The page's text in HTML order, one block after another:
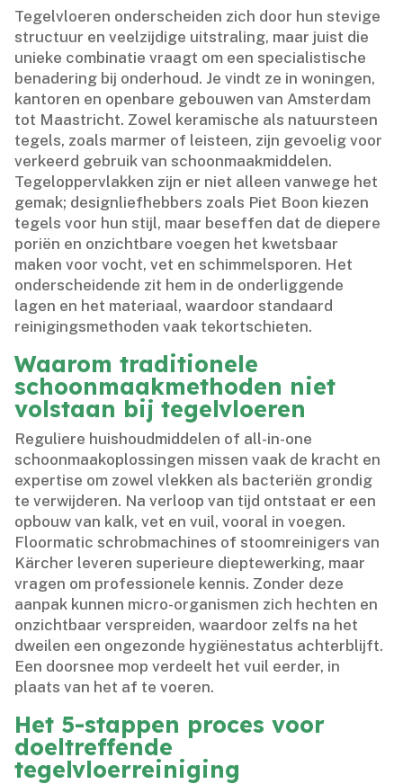
Tegelvloeren onderscheiden zich door hun stevige
structuur en veelzijdige uitstraling, maar juist die
unieke combinatie vraagt om een specialistische
benadering bij onderhoud.​ Je vindt ze in woningen,
kantoren en openbare gebouwen van Amsterdam
tot Maastricht.​ Zowel keramische als natuursteen
tegels, zoals marmer of leisteen, zijn gevoelig voor
verkeerd gebruik van schoonmaakmiddelen.​
Tegeloppervlakken zijn er niet alleen vanwege het
gemak; designliefhebbers zoals Piet Boon kiezen
tegels voor hun stijl, maar beseffen dat de diepere
poriën en onzichtbare voegen het kwetsbaar
maken voor vocht, vet en schimmelsporen.​ Het
onderscheidende zit hem in de onderliggende
lagen en het materiaal, waardoor standaard
reinigingsmethoden vaak tekortschieten.​
Waarom traditionele
schoonmaakmethoden niet
volstaan bij tegelvloeren
Reguliere huishoudmiddelen of all-in-one
schoonmaakoplossingen missen vaak de kracht en
expertise om zowel vlekken als bacteriën grondig
te verwijderen.​ Na verloop van tijd ontstaat er een
opbouw van kalk, vet en vuil, vooral in voegen.​
Floormatic schrobmachines of stoomreinigers van
Kärcher leveren superieure dieptewerking, maar
vragen om professionele kennis.​ Zonder deze
aanpak kunnen micro-organismen zich hechten en
onzichtbaar verspreiden, waardoor zelfs na het
dweilen een ongezonde hygiënestatus achterblijft.​
Een doorsnee mop verdeelt het vuil eerder, in
plaats van het af te voeren.​
Het 5-stappen proces voor
doeltreffende
tegelvloerreiniging